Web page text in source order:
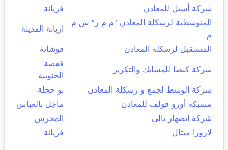
شركة أسيل للمعادن
فريانة
المتوسطية لرسكلة المعادن "م م ر" ش م
م
اريانة المدينة
المستقبل لرسكلة المعادن فوشانة
شركة كبصا للمسابك والتكرير
قفصة
الجنوبية
شركة الوسط لجمع و رسكلة المعادن
بو حجلة
مسبكة أورو قولف للمعادن
ماجل بالعباس
شركة انصهار بالي
المحرس
لاروزا ميتال
فريانة